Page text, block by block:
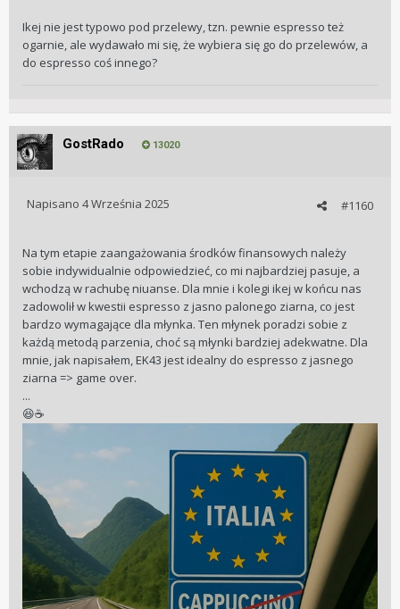
Ikej nie jest typowo pod przelewy, tzn. pewnie espresso też
ogarnie, ale wydawało mi się, że wybiera się go do przelewów, a
do espresso coś innego?
GostRado 13020
#1160
Napisano 4 Września 2025
Na tym etapie zaangażowania środków finansowych należy
sobie indywidualnie odpowiedzieć, co mi najbardziej pasuje, a
wchodzą w rachubę niuanse. Dla mnie i kolegi ikej w końcu nas
zadowolił w kwestii espresso z jasno palonego ziarna, co jest
bardzo wymagające dla młynka. Ten młynek poradzi sobie z
każdą metodą parzenia, choć są młynki bardziej adekwatne. Dla
mnie, jak napisałem, EK43 jest idealny do espresso z jasnego
ziarna => game over.
...
😆☕